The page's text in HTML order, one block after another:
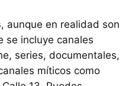
, aunque en realidad son
se incluye canales
series, documentales,
míticos como